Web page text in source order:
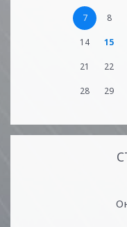
7 8
14 15
21 22
28 29